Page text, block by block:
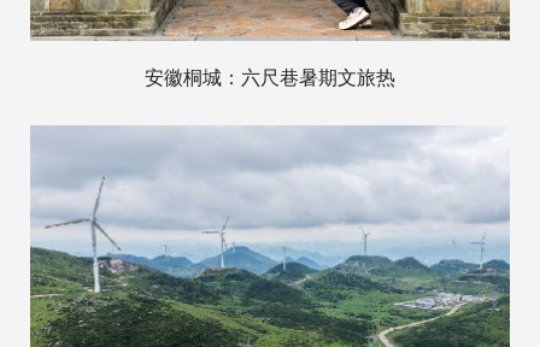
安徽桐城：六尺巷暑期文旅热